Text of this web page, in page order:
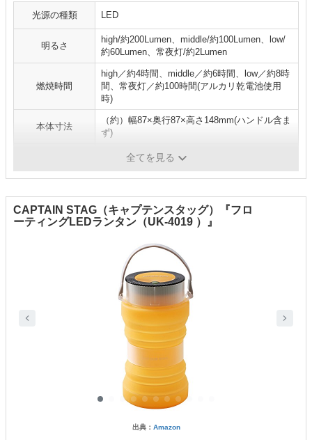
光源の種類 LED
明るさ
high/約200Lumen、middle/約100Lumen、low/
約60Lumen、常夜灯/約2Lumen
燃焼時間
high／約4時間、middle／約6時間、low／約8時
間、常夜灯／約100時間(アルカリ乾電池使用
時)
本体寸法
（約）幅87×奥行87×高さ148mm(ハンドル含ま
ず)
（約）245g（乾電池含まず）
全てを見る
CAPTAIN STAG（キャプテンスタッグ）『フロ
ーティングLEDランタン（UK-4019 ）』
出典： Amazon